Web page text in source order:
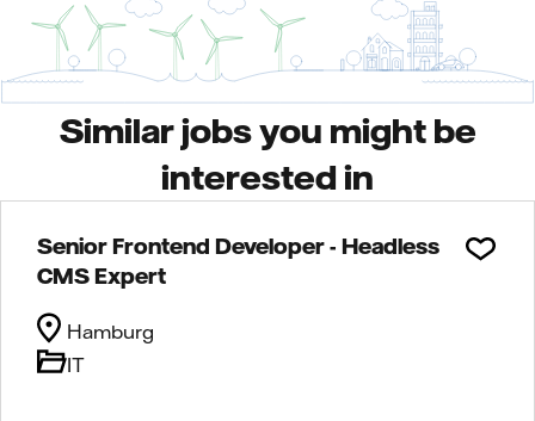
Similar jobs you might be
interested in
Senior Frontend Developer - Headless
CMS Expert
IT
Hamburg